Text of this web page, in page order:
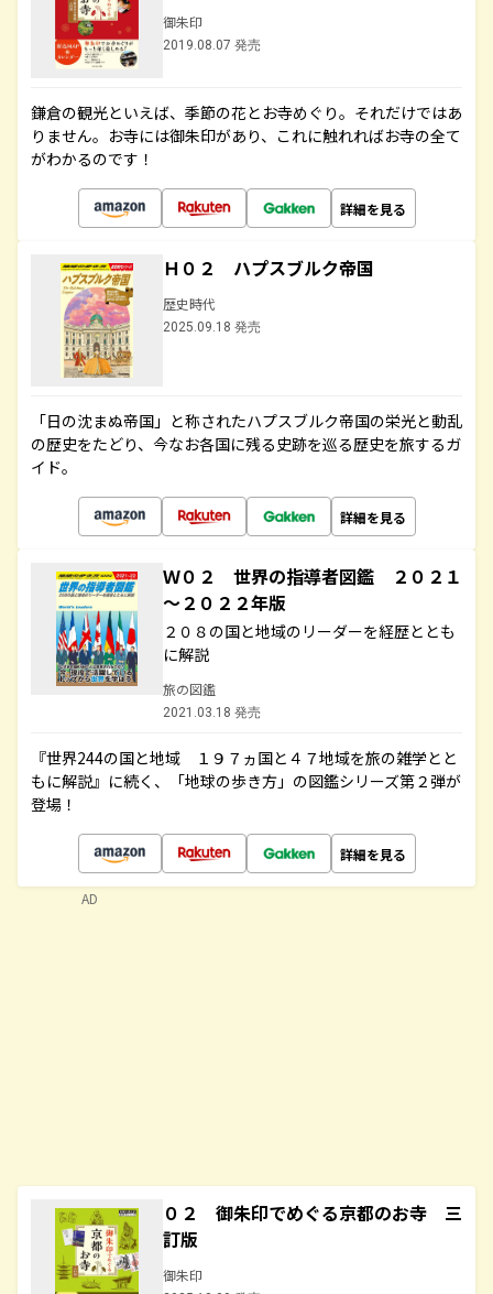
御朱印
2019.08.07 発売
鎌倉の観光といえば、季節の花とお寺めぐり。それだけではあ
りません。お寺には御朱印があり、これに触れればお寺の全て
がわかるのです！
詳細を見る
Ｈ０２ ハプスブルク帝国
歴史時代
2025.09.18 発売
「日の沈まぬ帝国」と称されたハプスブルク帝国の栄光と動乱
の歴史をたどり、今なお各国に残る史跡を巡る歴史を旅するガ
イド。
詳細を見る
Ｗ０２ 世界の指導者図鑑 ２０２１
～２０２２年版
２０８の国と地域のリーダーを経歴ととも
に解説
旅の図鑑
2021.03.18 発売
『世界244の国と地域 １９７ヵ国と４７地域を旅の雑学とと
もに解説』に続く、「地球の歩き方」の図鑑シリーズ第２弾が
登場！
詳細を見る
０２ 御朱印でめぐる京都のお寺 三
訂版
御朱印
AD